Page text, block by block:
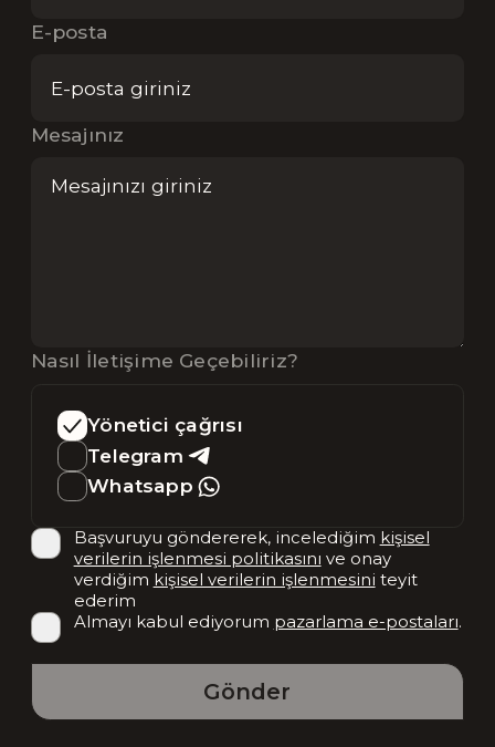
E-posta
Mesajınız
Nasıl İletişime Geçebiliriz?
Yönetici çağrısı
Telegram
Whatsapp
Başvuruyu göndererek, incelediğim kişisel
verilerin işlenmesi politikasını ve onay
verdiğim kişisel verilerin işlenmesini teyit
ederim
Almayı kabul ediyorum pazarlama e-postaları.
Gönder